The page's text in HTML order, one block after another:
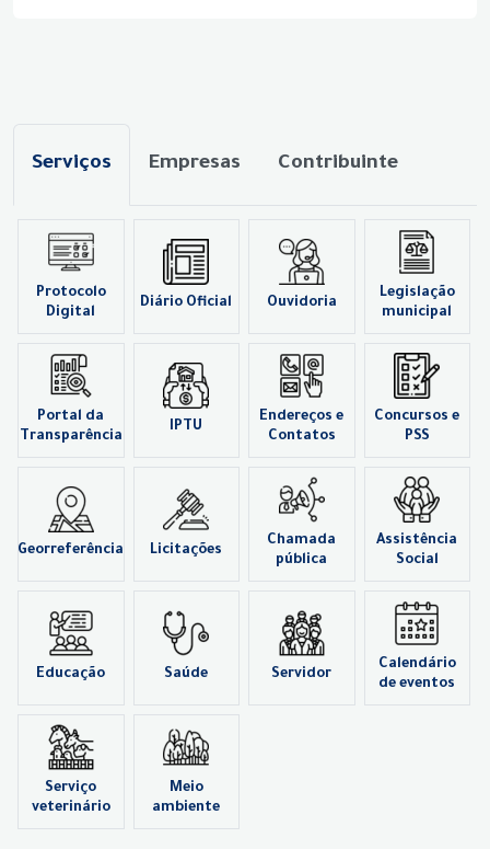
Serviços Empresas Contribuinte
Protocolo
Digital
Diário Oficial Ouvidoria
Legislação
municipal
Portal da
Transparência
IPTU
Endereços e
Contatos
Concursos e
PSS
Georreferência Licitações
Chamada
pública
Assistência
Social
Educação Saúde Servidor
Calendário
de eventos
Serviço
veterinário
Meio
ambiente